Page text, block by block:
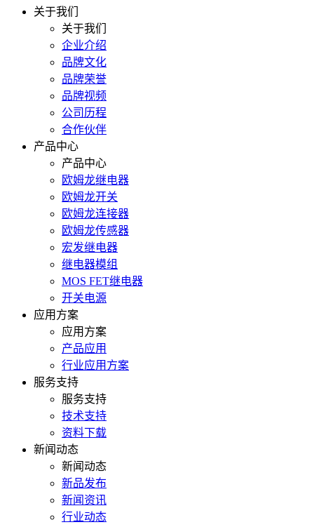
关于我们
关于我们
企业介绍
品牌文化
品牌荣誉
品牌视频
公司历程
合作伙伴
产品中心
产品中心
欧姆龙继电器
欧姆龙开关
欧姆龙连接器
欧姆龙传感器
宏发继电器
继电器模组
MOS FET继电器
开关电源
应用方案
应用方案
产品应用
行业应用方案
服务支持
服务支持
技术支持
资料下载
新闻动态
新闻动态
新品发布
新闻资讯
行业动态